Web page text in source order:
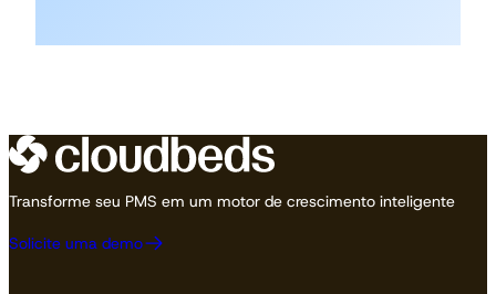
Transforme seu PMS em um motor de crescimento inteligente
Solicite uma demo